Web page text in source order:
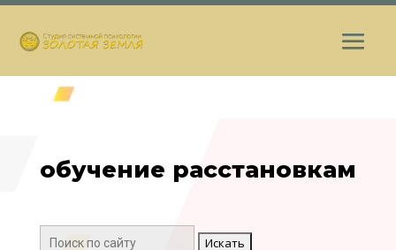
обучение расстановкам
Поиск: